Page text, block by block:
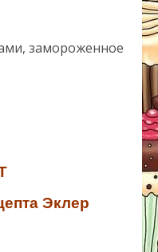
замороженное
Эклер